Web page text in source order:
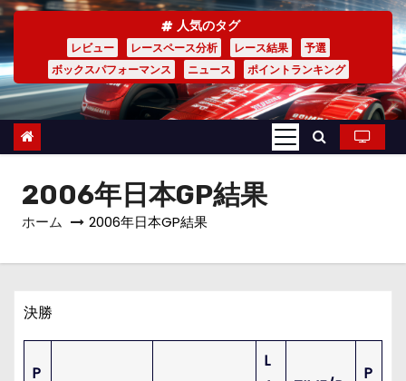
ッ
プ
人気のタグ
レビュー レースペース分析 レース結果
予選
ボックスパフォーマンス
ニュース ポイントランキング
2006年日本GP結果
ホーム 2006年日本GP結果
決勝
P
L
P